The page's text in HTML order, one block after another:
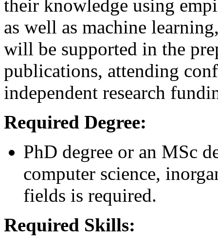
their knowledge using
as well as machine
will be supported in the
publications, attending
independent research
Required Degree:
PhD degree or an MSc
computer science,
fields is required.
Required Skills: